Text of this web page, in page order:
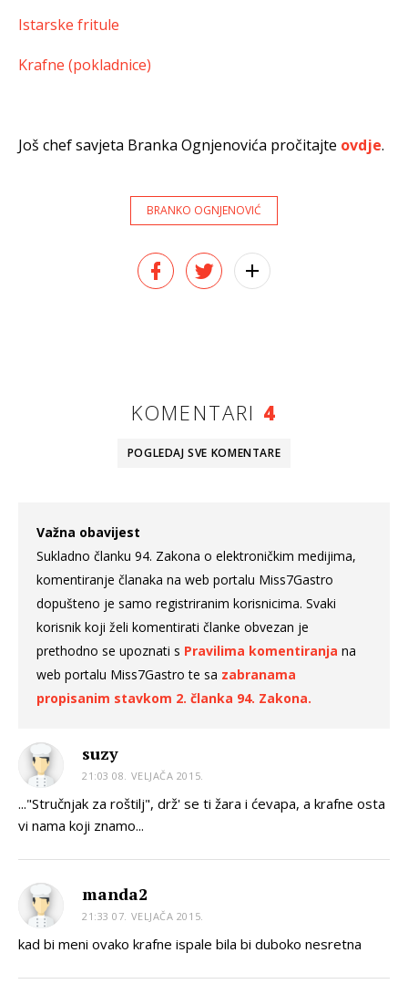
Istarske fritule
Krafne (pokladnice)
Još chef savjeta Branka Ognjenovića pročitajte ovdje.
BRANKO OGNJENOVIĆ
KOMENTARI 4
POGLEDAJ SVE KOMENTARE
Važna obavijest
Sukladno članku 94. Zakona o elektroničkim medijima,
komentiranje članaka na web portalu Miss7Gastro
dopušteno je samo registriranim korisnicima. Svaki
korisnik koji želi komentirati članke obvezan je
prethodno se upoznati s Pravilima komentiranja na
web portalu Miss7Gastro te sa zabranama
propisanim stavkom 2. članka 94. Zakona.
suzy
21:03 08. VELJAČA 2015.
..."Stručnjak za roštilj", drž' se ti žara i ćevapa, a krafne osta
vi nama koji znamo...
manda2
21:33 07. VELJAČA 2015.
kad bi meni ovako krafne ispale bila bi duboko nesretna